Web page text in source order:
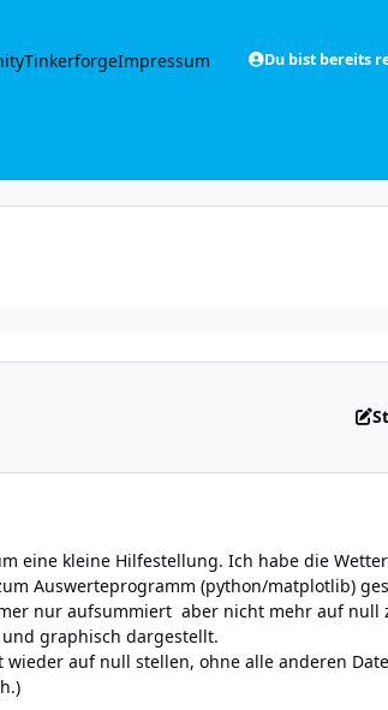
TinkerforgeImpressum Du bist bereits
eine kleine Hilfestellung. Ich habe die
Auswerteprogramm (python/matplotlib)
nur aufsummiert aber nicht mehr auf null
graphisch dargestellt.
auf null stellen, ohne alle anderen